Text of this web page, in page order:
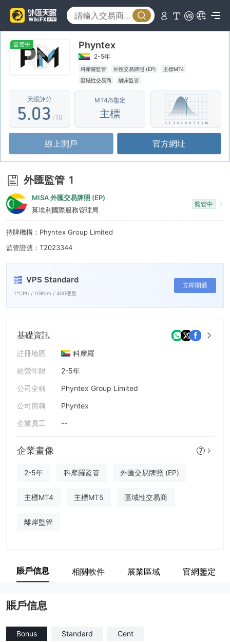
監管中 Phyntex
2-5年
科摩羅監管 外匯交易牌照 (EP)
主標MT4
區域性交易商
離岸監管
天眼評分
0
1
2
3
4
5
6
7
8
9
.0
1
2
3
4
5
6
7
8
9
0
1
2
3
4
5
6
7
8
9
/10
MT4/5鑒定
主標
線上開戶 官方網址
外匯監管 1
MISA 外匯交易牌照 (EP)
莫埃利國際服務管理局
監管中
持牌機構：Phyntex Group Limited
監管證號：T2023344
VPS Standard
1*CPU / 1GRam / 40G硬盤
立即開通
基礎資訊
註冊地區
科摩羅
經營年限
2-5年
公司全稱
Phyntex Group Limited
公司簡稱
Phyntex
企業員工
--
企業畫像 7
2-5年 科摩羅監管 外匯交易牌照 (EP)
主標MT4 主標MT5 區域性交易商
離岸監管
賬戶信息 相關軟件 展業區域 官網鑒定
賬戶信息
Bonus Standard Cent